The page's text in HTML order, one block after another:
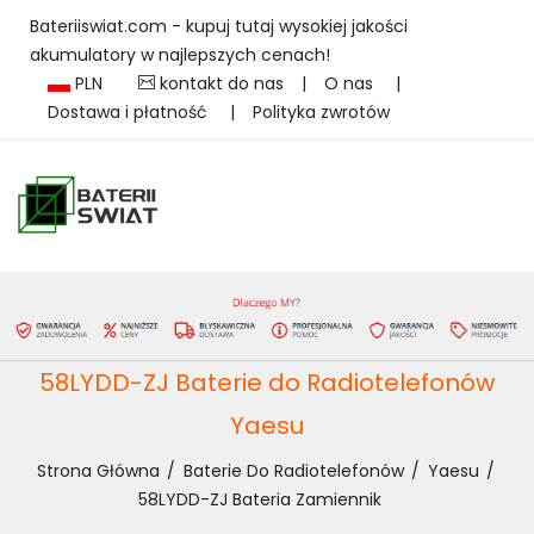
Bateriiswiat.com - kupuj tutaj wysokiej jakości
akumulatory w najlepszych cenach!
PLN
kontakt do nas | O nas
|
Dostawa i płatność
| Polityka zwrotów
58LYDD-ZJ Baterie do Radiotelefonów
Yaesu
Strona Główna Baterie Do Radiotelefonów
Yaesu
58LYDD-ZJ Bateria Zamiennik